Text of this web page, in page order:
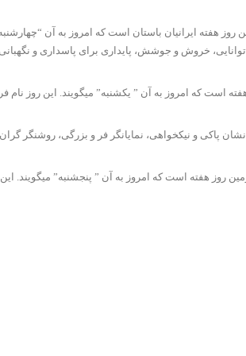
هفته ایرانیان باستان است که امروز به آن
خروش و جوشش، پایداری برای پاسداری و
است که امروز به آن ” یکشنبه” میگویند. این روز نام
نشان پاکی و نیکخواهی، نمایانگر فر و بزرگی،
روز هفته است که امروز به آن ” پنجشنبه” میگویند.